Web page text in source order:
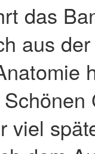
das
aus
viel